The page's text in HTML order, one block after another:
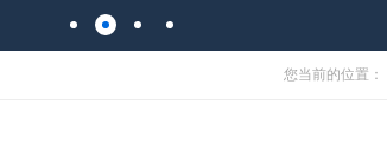
您当前的位置：